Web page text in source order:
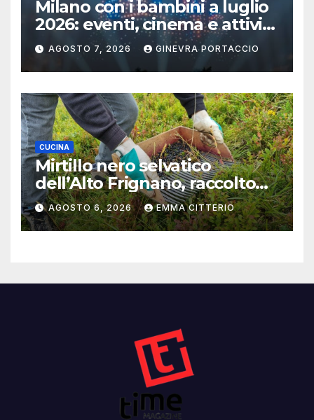
Milano con i bambini a luglio
2026: eventi, cinema e attività
per famiglie
AGOSTO 7, 2026 GINEVRA PORTACCIO
CUCINA
Mirtillo nero selvatico
dell’Alto Frignano, raccolto
buono e clima da monitorare
AGOSTO 6, 2026 EMMA CITTERIO